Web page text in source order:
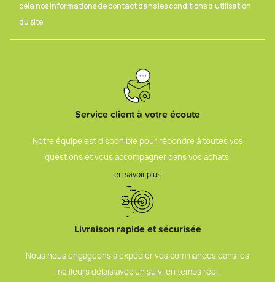
cela nos informations de contact dans les conditions d'utilisation
du site.
Service client à votre écoute
Notre équipe est disponible pour répondre à toutes vos
questions et vous accompagner dans vos achats.
en savoir plus
Livraison rapide et sécurisée
Nous nous engageons à expédier vos commandes dans les
meilleurs délais avec un suivi en temps réel.